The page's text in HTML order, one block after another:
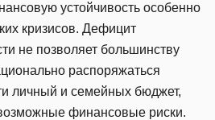
устойчивость особенно
кризисов. Дефицит
не позволяет большинству
распоряжаться
личный и семейных бюджет,
финансовые риски.